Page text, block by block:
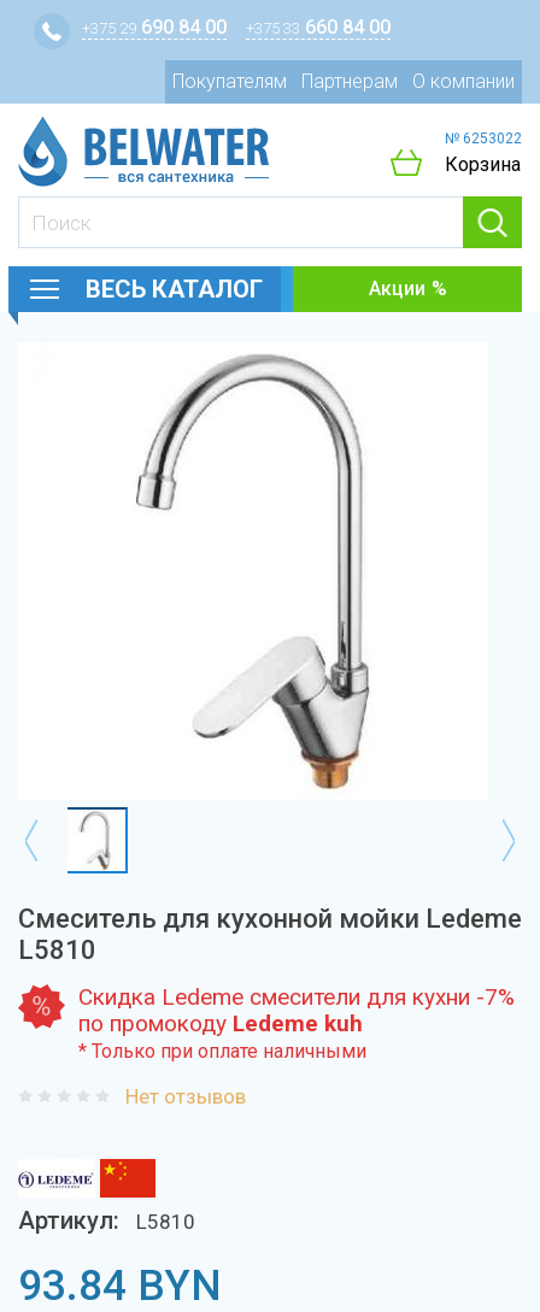
+375 29 690 84 00 +375 33 660 84 00
Покупателям Партнерам О компании
№ 6253022
Корзина
ВЕСЬ КАТАЛОГ Акции
Смеситель для кухонной мойки Ledeme
L5810
Скидка Ledeme смесители для кухни -7%
по промокоду Ledeme kuh
* Только при оплате наличными
Нет отзывов
Артикул: L5810
93.84 BYN